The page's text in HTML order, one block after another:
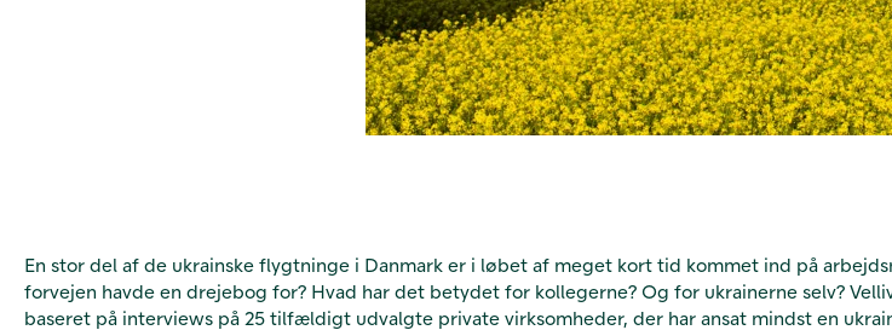
En stor del af de ukrainske flygtninge i Danmark er i løbet af meget kort tid kommet ind på
forvejen havde en drejebog for? Hvad har det betydet for kollegerne? Og for ukrainerne selv?
baseret på interviews på 25 tilfældigt udvalgte private virksomheder, der har ansat mindst en